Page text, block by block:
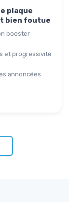
plaque
bien foutue
booster
et progressivité
annoncées